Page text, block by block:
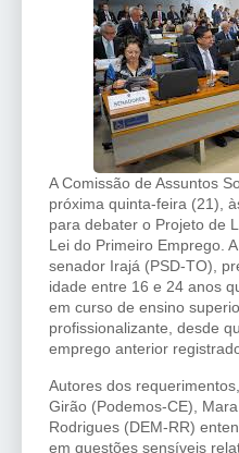
A Comissão de Assuntos
próxima quinta-feira (21),
para debater o Projeto de
Lei do Primeiro Emprego.
senador Irajá (PSD-TO),
idade entre 16 e 24 anos
em curso de ensino
profissionalizante, desde
emprego anterior
Autores dos
Girão (Podemos-CE),
Rodrigues (DEM-RR)
em questões sensíveis